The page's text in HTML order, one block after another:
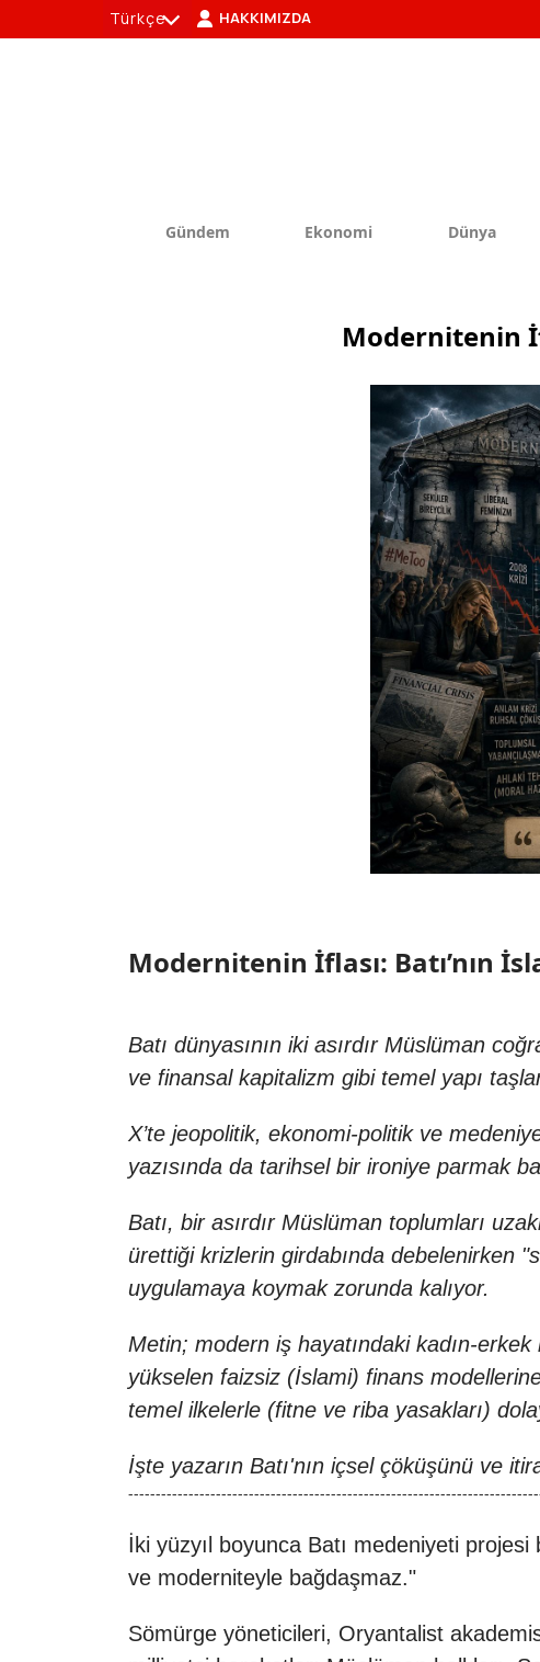
Gündem Ekonomi Dünya
Modernitenin
Modernitenin İflası: Batı’nın
Batı dünyasının iki asırdır Müslüman
ve finansal kapitalizm gibi temel yapı
X’te jeopolitik, ekonomi-politik ve
yazısında da tarihsel bir ironiye parmak
Batı, bir asırdır Müslüman toplumları
ürettiği krizlerin girdabında debelenirken
uygulamaya koymak zorunda kalıyor.
Metin; modern iş hayatındaki kadın-
yükselen faizsiz (İslami) finans
temel ilkelerle (fitne ve riba yasakları)
İşte yazarın Batı'nın içsel çöküşünü ve
İki yüzyıl boyunca Batı medeniyeti
ve moderniteyle bağdaşmaz."
Sömürge yöneticileri, Oryantalist
Türkçe
HAKKIMIZDA